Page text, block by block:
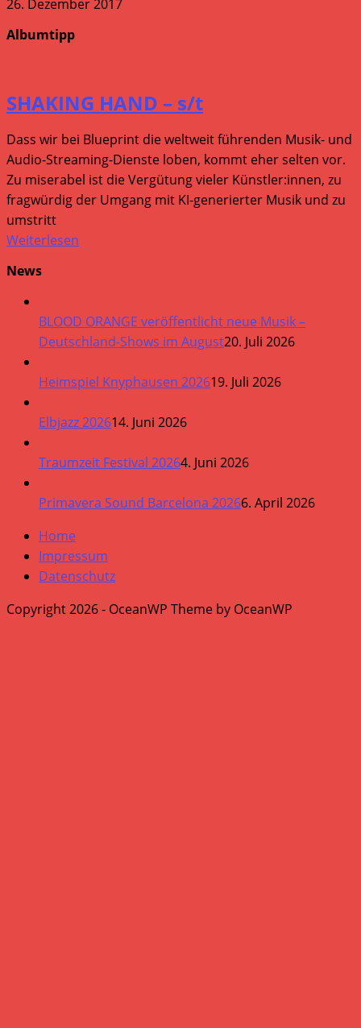
26. Dezember 2017
Albumtipp
SHAKING HAND – s/t
Dass wir bei Blueprint die weltweit führenden Musik- und
Audio-Streaming-Dienste loben, kommt eher selten vor.
Zu miserabel ist die Vergütung vieler Künstler:innen, zu
fragwürdig der Umgang mit KI-generierter Musik und zu
umstritt
Weiterlesen
News
BLOOD ORANGE veröffentlicht neue Musik –
Deutschland-Shows im August20. Juli 2026
Heimspiel Knyphausen 202619. Juli 2026
Elbjazz 202614. Juni 2026
Traumzeit Festival 20264. Juni 2026
Primavera Sound Barcelona 20266. April 2026
Home
Impressum
Datenschutz
Copyright 2026 - OceanWP Theme by OceanWP